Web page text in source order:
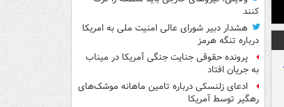
کنند
هشدار دبیر شورای عالی امنیت ملی به امریکا
درباره تنگه هرمز
پرونده حقوقی جنایت جنگی آمریکا در میناب
به جریان افتاد
ادعای زلنسکی درباره تامین ماهانه موشک‌های
رهگیر توسط آمریکا